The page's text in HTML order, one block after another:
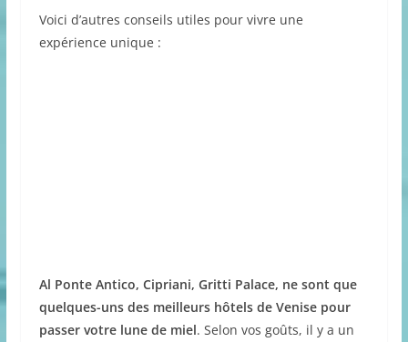
Voici d’autres conseils utiles pour vivre une
expérience unique :
Al Ponte Antico, Cipriani, Gritti Palace, ne sont que
quelques-uns des meilleurs hôtels de Venise pour
passer votre lune de miel. Selon vos goûts, il y a un